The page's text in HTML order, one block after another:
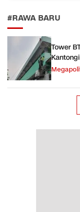
#RAWA BARU
Tower